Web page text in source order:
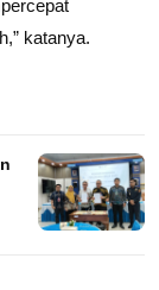
katanya.